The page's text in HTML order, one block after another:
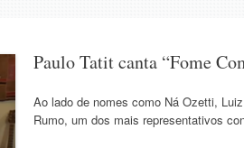
Paulo Tatit canta “Fome
Ao lado de nomes como Ná Ozetti,
Rumo, um dos mais representativos